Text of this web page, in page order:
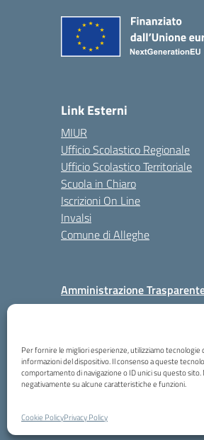
Per fornire le migliori esperienze, utilizziamo
informazioni del dispositivo. Il consenso a queste
comportamento di navigazione o ID unici su questo
negativamente su alcune caratteristiche e funzioni.
Cookie PolicyPrivacy Policy
Link Esterni
MIUR
Ufficio Scolastico Regionale
Ufficio Scolastico Territoriale
Scuola in Chiaro
Iscrizioni On Line
Invalsi
Comune di Alleghe
Amministrazione
C.F.